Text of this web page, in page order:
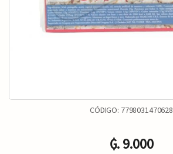
CÓDIGO: 7798031470628
₲. 9.000